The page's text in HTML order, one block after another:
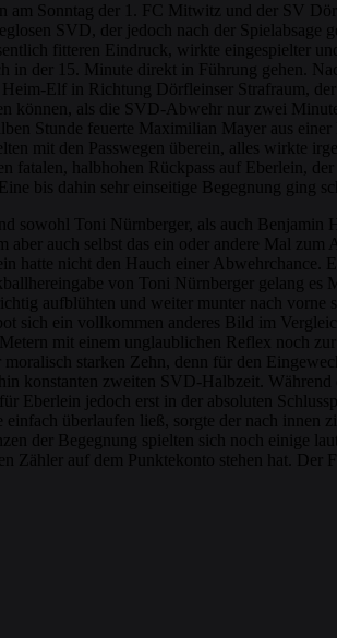
Sonntag der 1. FC Mitwitz und der SV
SVD, der jedoch nach der
fitteren Eindruck, wirkte eingespielter
der 15. Minute direkt in Führung gehen.
Elf in Richtung Dörfleinser Strafraum,
können, als die SVD-Abwehr nur zwei
Stunde feuerte Maximilian Mayer aus
mit den Passwegen überein, alles wirkte
fatalen, halbhohen Rückpass auf Eberlein,
bis dahin sehr einseitige Begegnung ging
sowohl Toni Nürnberger, als auch
auch selbst das ein oder andere Mal
hatte nicht den Hauch einer
von Toni Nürnberger gelang
aufblühten und weiter munter nach
sich ein vollkommen anderes Bild im
mit einem unglaublichen Reflex noch
starken Zehn, denn für den
konstanten zweiten SVD-Halbzeit.
Eberlein jedoch erst in der absoluten
überlaufen ließ, sorgte der nach
der Begegnung spielten sich noch einige
auf dem Punktekonto stehen hat. Der